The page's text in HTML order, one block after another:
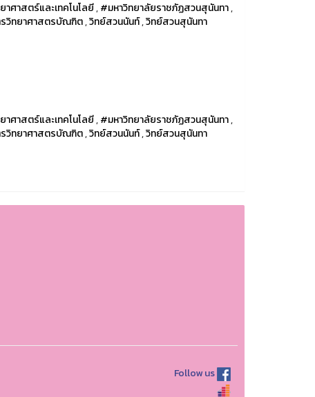
ศาสตร์และเทคโนโลยี,#มหาวิทยาลัยราชภัฏสวนสุนันทา,
วิทยาศาสตรบัณฑิต,วิทย์สวนนันท์,วิทย์สวนสุนันทา
ศาสตร์และเทคโนโลยี,#มหาวิทยาลัยราชภัฏสวนสุนันทา,
วิทยาศาสตรบัณฑิต,วิทย์สวนนันท์,วิทย์สวนสุนันทา
Follow us